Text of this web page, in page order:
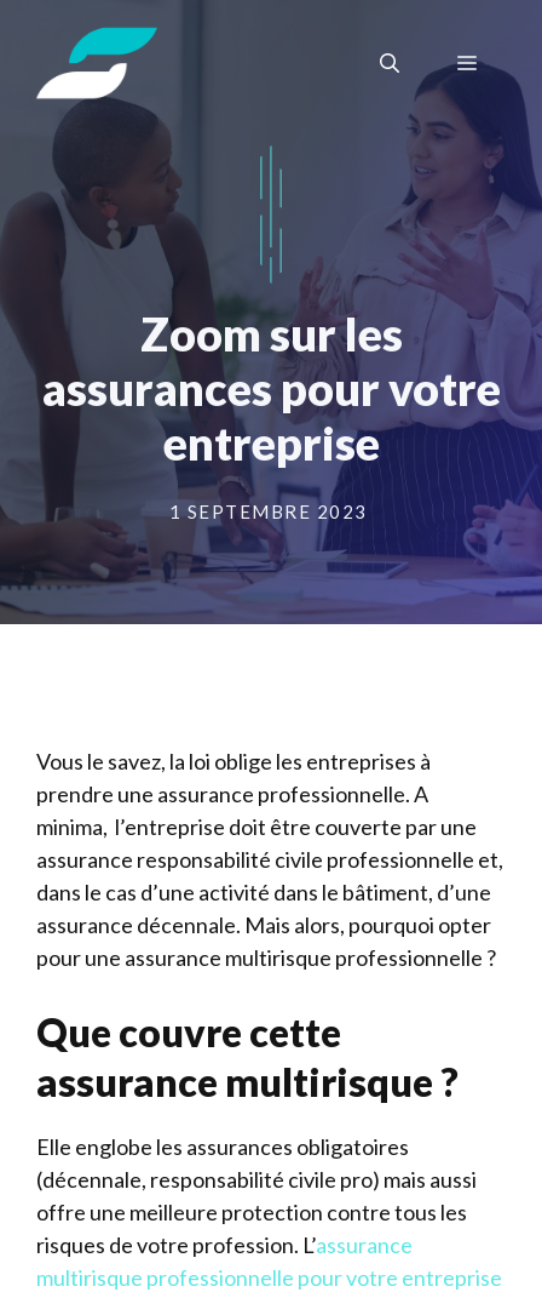
contenu
Menu
Zoom sur les
assurances pour votre
entreprise
1 SEPTEMBRE 2023
Vous le savez, la loi oblige les entreprises à
prendre une assurance professionnelle. A
minima, l’entreprise doit être couverte par une
assurance responsabilité civile professionnelle et,
dans le cas d’une activité dans le bâtiment, d’une
assurance décennale. Mais alors, pourquoi opter
pour une assurance multirisque professionnelle ?
Que couvre cette
assurance multirisque ?
Elle englobe les assurances obligatoires
(décennale, responsabilité civile pro) mais aussi
offre une meilleure protection contre tous les
risques de votre profession. L’assurance
multirisque professionnelle pour votre entreprise